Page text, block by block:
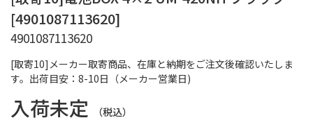
[取寄10]メーカー取寄商品、在庫と納期をご注文後確認いたしま
す。出荷目安：8-10日（メーカー営業日)
[4901087113620]
4901087113620
入荷未定 （税込）